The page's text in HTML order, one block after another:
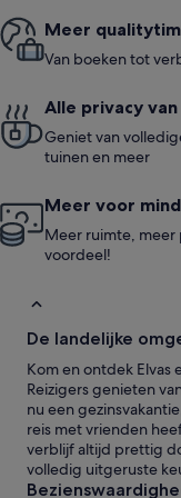
Meer
Van boeken tot
Alle privacy
Geniet van
tuinen en meer
Meer voor
Meer ruimte, meer
voordeel!
De landelijke
Kom en ontdek Elvas
Reizigers genieten
nu een
reis met vrienden
verblijf altijd prettig
volledig uitgeruste